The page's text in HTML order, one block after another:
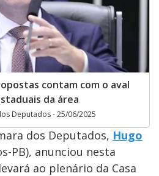
contam com o aval
da área
Deputados - 25/06/2025
dos Deputados, Hugo
PB), anunciou nesta
ao plenário da Casa